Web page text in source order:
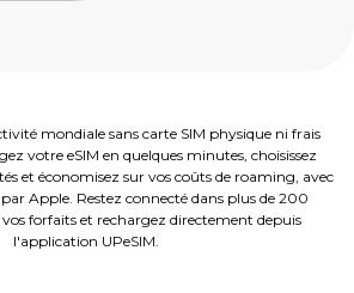
mondiale sans carte SIM physique ni frais
votre eSIM en quelques minutes, choisissez
et économisez sur vos coûts de roaming, avec
Apple. Restez connecté dans plus de 200
forfaits et rechargez directement depuis
l'application UPeSIM.